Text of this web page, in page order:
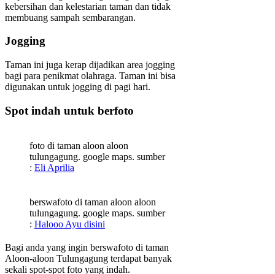
kebersihan dan kelestarian taman dan tidak
membuang sampah sembarangan.
Jogging
Taman ini juga kerap dijadikan area jogging
bagi para penikmat olahraga. Taman ini bisa
digunakan untuk jogging di pagi hari.
Spot indah untuk berfoto
foto di taman aloon aloon
tulungagung. google maps. sumber
: Eli Aprilia
berswafoto di taman aloon aloon
tulungagung. google maps. sumber
: Halooo Ayu disini
Bagi anda yang ingin berswafoto di taman
Aloon-aloon Tulungagung terdapat banyak
sekali spot-spot foto yang indah.